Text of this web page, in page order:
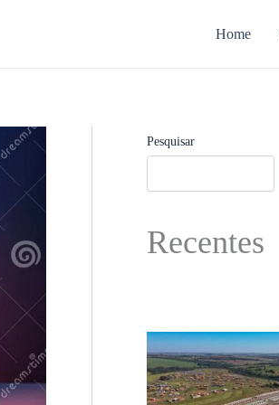
Home
Pesquisar
Recentes